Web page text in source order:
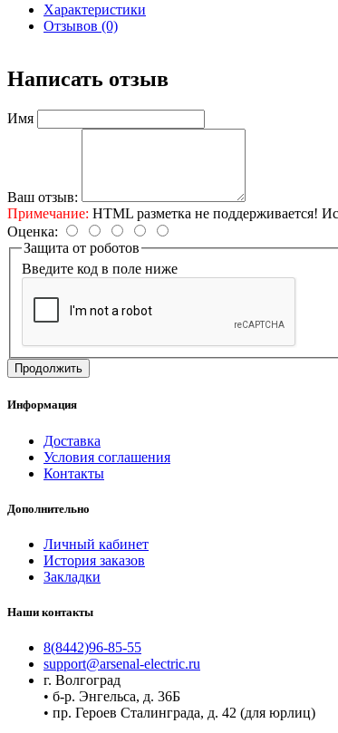
Характеристики
Отзывов (0)
Написать отзыв
Имя
Ваш отзыв:
Примечание: HTML разметка не поддерживается!
Оценка:
Защита от роботов
Введите код в поле ниже
Продолжить
Информация
Доставка
Условия соглашения
Контакты
Дополнительно
Личный кабинет
История заказов
Закладки
Наши контакты
8(8442)96-85-55
support@arsenal-electric.ru
г. Волгоград
• б-р. Энгельса, д. 36Б
• пр. Героев Сталинграда, д. 42 (для юрлиц)